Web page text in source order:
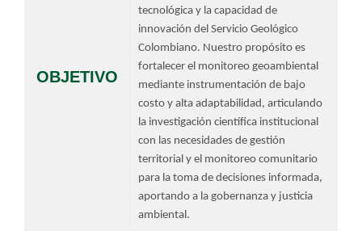
OBJET​​IVO
tecnológica y la capacidad de
innovación del Servicio Geológico
Colombiano. Nuestro propósito es
fortalecer el monitoreo geoambiental
mediante instrumentación de bajo
costo y alta adaptabilidad, articulando
la investigación científica institucional
con las necesidades de gestión
territorial y el monitoreo comunitario
para la toma de decisiones informada,
aportando a la gobernanza y justicia
ambiental.